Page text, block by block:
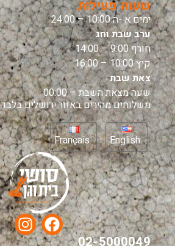
שעות פעילות
ימים א -ה 10:00 – 24:00
ערב שבת וחג
חורף 9:00 – 14:00
קיץ 10:00 – 16:00
צאת שבת
שעה מצאת השבת – 00:00
משלוחים מהירים באזור ירושלים בלבד
English
Français
02-5000049